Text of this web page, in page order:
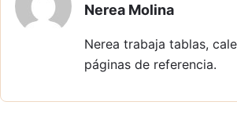
Nerea Molina
Nerea trabaja tablas,
páginas de referencia.